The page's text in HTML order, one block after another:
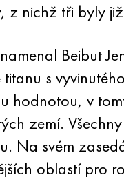
z nichž tři byly
Beibut
titanu s
hodnotou, v
zemí.
Na svém
oblastí pro